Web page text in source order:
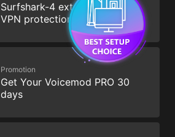
Surfshark-4 extra months of
VPN protection
Promotion
Get Your Voicemod PRO 30
days